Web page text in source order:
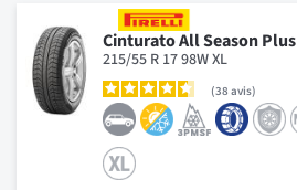
Cinturato All Season Plus
215/55 R 17 98W XL
38 avis